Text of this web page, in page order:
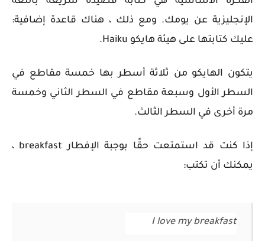
الإنجليزية عن يومك. ومع ذلك ، هناك قاعدة إضافية:
عليك كتابتها على هيئة هايكو Haiku
.
يتكون الهايكو من ثلاثة أسطر بها خمسة مقاطع في
السطر الأول وسبعة مقاطع في السطر الثاني وخمسة
مرة أخرى في السطر الثالث.
إذا كنت قد استمتعت حقًا بوجبة الإفطار breakfast ،
يمكنك أن تكتب:
I love my breakfast